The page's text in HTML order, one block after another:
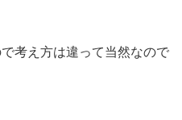
考え方は違って当然なので